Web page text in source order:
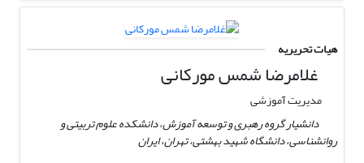
هیات تحریریه
غلامرضا شمس مورکانی
مدیریت آموزشی
دانشیار گروه رهبری و توسعه آموزش، دانشکده علوم تربیتی و
روانشناسی، دانشگاه شهید بهشتی، تهران، ایران